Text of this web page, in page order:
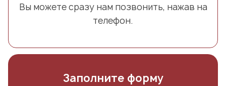
Вы можете сразу нам позвонить, нажав на
телефон.
Заполните форму